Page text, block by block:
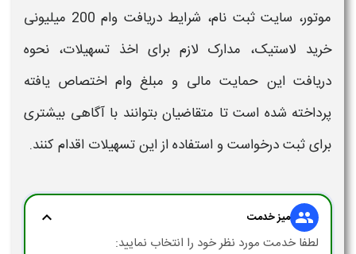
موتور، سایت ثبت نام، شرایط دریافت
وام 200 میلیونی
خرید لاستیک، مدارک لازم برای اخذ تسهیلات، نحوه
دریافت این حمایت مالی و مبلغ وام اختصاص یافته
پرداخته شده است تا متقاضیان بتوانند با آگاهی بیشتری
برای ثبت درخواست و استفاده از این تسهیلات اقدام کنند.
group میز خدمت expand_more
لطفا خدمت مورد نظر خود را انتخاب نمایید: